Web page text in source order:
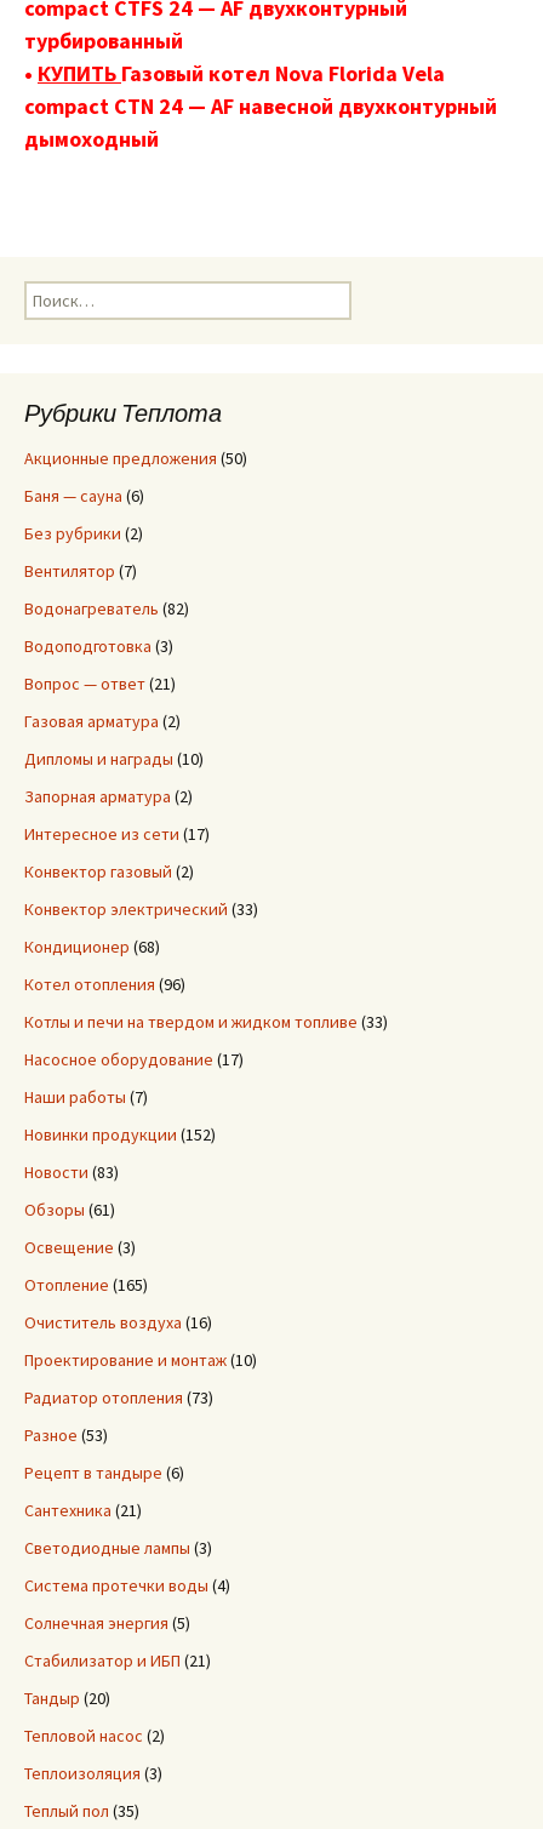
compact CTFS 24 — AF двухконтурный
турбированный
• КУПИТЬ Газовый котел Nova Florida Vela
compact CTN 24 — AF навесной двухконтурный
дымоходный
Н
а
:Рубрики Теплота
Акционные предложения (50)
Баня — сауна (6)
Без рубрики (2)
Вентилятор (7)
Водонагреватель (82)
Водоподготовка (3)
Вопрос — ответ(21)
Газовая арматура (2)
Дипломы и награды (10)
Запорная арматура (2)
Интересное из сети (17)
Конвектор газовый (2)
Конвектор электрический (33)
Кондиционер (68)
Котел отопления (96)
Котлы и печи на твердом и жидком топливе (33)
Насосное оборудование (17)
Наши работы (7)
Новинки продукции (152)
Новости (83)
Обзоры (61)
Освещение (3)
Отопление (165)
Очиститель воздуха (16)
Проектирование и монтаж(10)
Радиатор отопления (73)
Разное (53)
Рецепт в тандыре (6)
Сантехника (21)
Светодиодные лампы (3)
Система протечки воды (4)
Солнечная энергия (5)
Стабилизатор и ИБП (21)
Тандыр (20)
Тепловой насос (2)
Теплоизоляция (3)
Теплый пол (35)